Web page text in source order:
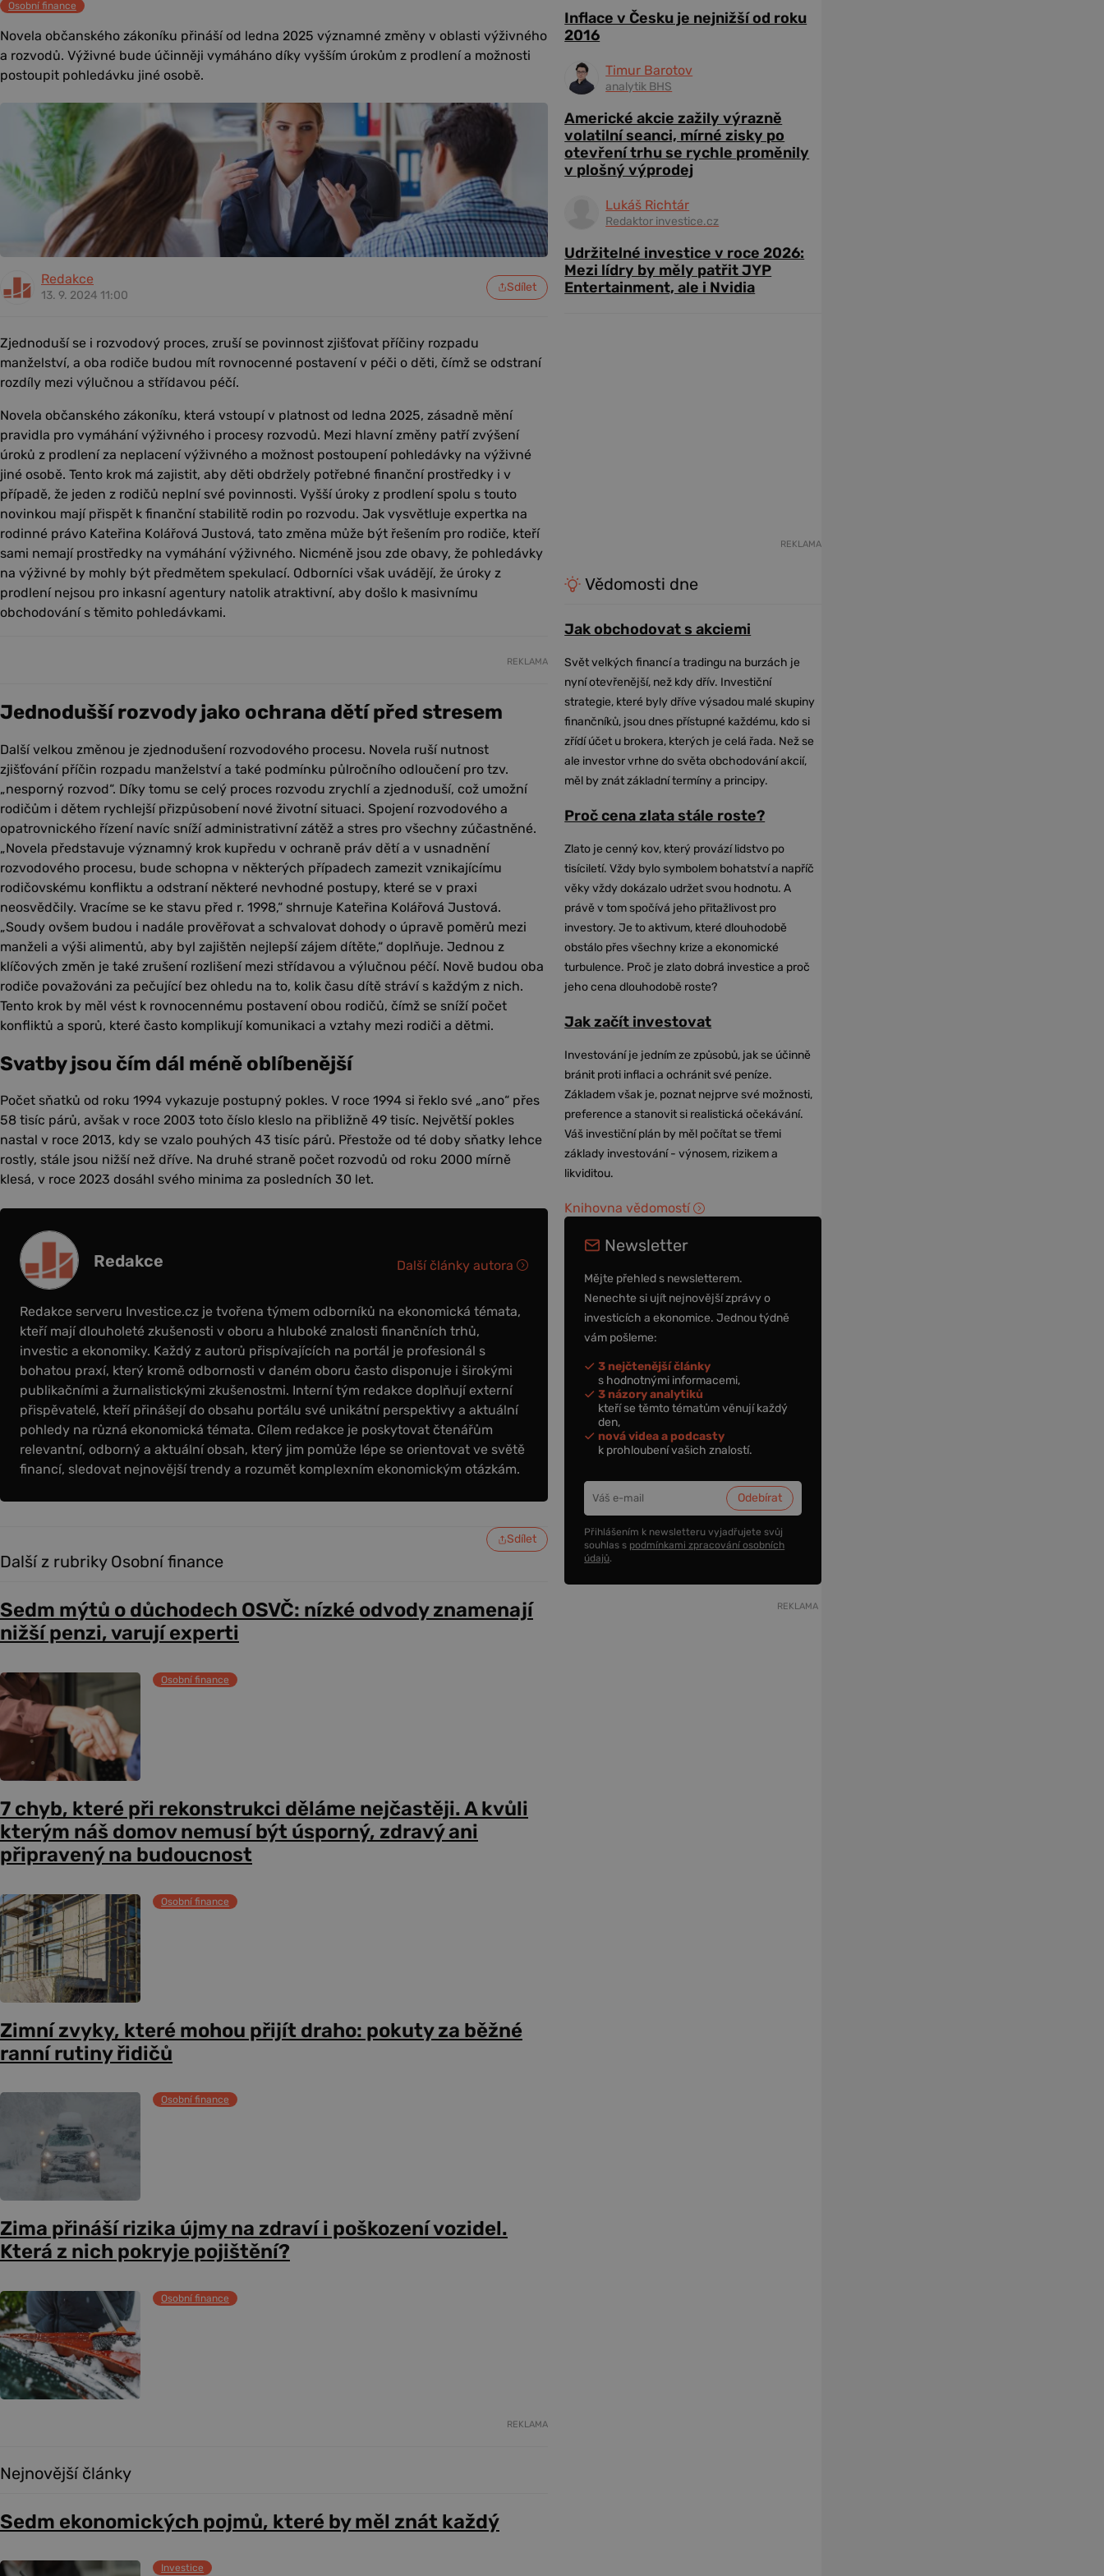
Osobní finance
Novela občanského zákoníku přináší od ledna 2025 významné změny v oblasti výživného
a rozvodů. Výživné bude účinněji vymáháno díky vyšším úrokům z prodlení a možnosti
postoupit pohledávku jiné osobě.
Redakce
13. 9. 2024 11:00
Sdílet
Zjednoduší se i rozvodový proces, zruší se povinnost zjišťovat příčiny rozpadu
manželství, a oba rodiče budou mít rovnocenné postavení v péči o děti, čímž se odstraní
rozdíly mezi výlučnou a střídavou péčí.
Novela občanského zákoníku, která vstoupí v platnost od ledna 2025, zásadně mění
pravidla pro vymáhání výživného i procesy rozvodů. Mezi hlavní změny patří zvýšení
úroků z prodlení za neplacení výživného a možnost postoupení pohledávky na výživné
jiné osobě. Tento krok má zajistit, aby děti obdržely potřebné finanční prostředky i v
případě, že jeden z rodičů neplní své povinnosti. Vyšší úroky z prodlení spolu s touto
novinkou mají přispět k finanční stabilitě rodin po rozvodu. Jak vysvětluje expertka na
rodinné právo Kateřina Kolářová Justová, tato změna může být řešením pro rodiče, kteří
sami nemají prostředky na vymáhání výživného. Nicméně jsou zde obavy, že pohledávky
na výživné by mohly být předmětem spekulací. Odborníci však uvádějí, že úroky z
prodlení nejsou pro inkasní agentury natolik atraktivní, aby došlo k masivnímu
obchodování s těmito pohledávkami.
REKLAMA
Jednodušší rozvody jako ochrana dětí před stresem
Další velkou změnou je zjednodušení rozvodového procesu. Novela ruší nutnost
zjišťování příčin rozpadu manželství a také podmínku půlročního odloučení pro tzv.
„nesporný rozvod“. Díky tomu se celý proces rozvodu zrychlí a zjednoduší, což umožní
rodičům i dětem rychlejší přizpůsobení nové životní situaci. Spojení rozvodového a
opatrovnického řízení navíc sníží administrativní zátěž a stres pro všechny zúčastněné.
„Novela představuje významný krok kupředu v ochraně práv dětí a v usnadnění
rozvodového procesu, bude schopna v některých případech zamezit vznikajícímu
rodičovskému konfliktu a odstraní některé nevhodné postupy, které se v praxi
neosvědčily. Vracíme se ke stavu před r. 1998,“ shrnuje Kateřina Kolářová Justová.
„Soudy ovšem budou i nadále prověřovat a schvalovat dohody o úpravě poměrů mezi
manželi a výši alimentů, aby byl zajištěn nejlepší zájem dítěte,“ doplňuje. Jednou z
klíčových změn je také zrušení rozlišení mezi střídavou a výlučnou péčí. Nově budou oba
rodiče považováni za pečující bez ohledu na to, kolik času dítě stráví s každým z nich.
Tento krok by měl vést k rovnocennému postavení obou rodičů, čímž se sníží počet
konfliktů a sporů, které často komplikují komunikaci a vztahy mezi rodiči a dětmi.
Svatby jsou čím dál méně oblíbenější
Počet sňatků od roku 1994 vykazuje postupný pokles. V roce 1994 si řeklo své „ano“ přes
58 tisíc párů, avšak v roce 2003 toto číslo kleslo na přibližně 49 tisíc. Největší pokles
nastal v roce 2013, kdy se vzalo pouhých 43 tisíc párů. Přestože od té doby sňatky lehce
rostly, stále jsou nižší než dříve. Na druhé straně počet rozvodů od roku 2000 mírně
klesá, v roce 2023 dosáhl svého minima za posledních 30 let.
Redakce
Redakce serveru Investice.cz je tvořena týmem odborníků na ekonomická témata,
kteří mají dlouholeté zkušenosti v oboru a hluboké znalosti finančních trhů,
investic a ekonomiky. Každý z autorů přispívajících na portál je profesionál s
bohatou praxí, který kromě odbornosti v daném oboru často disponuje i širokými
publikačními a žurnalistickými zkušenostmi. Interní tým redakce doplňují externí
přispěvatelé, kteří přinášejí do obsahu portálu své unikátní perspektivy a aktuální
pohledy na různá ekonomická témata. Cílem redakce je poskytovat čtenářům
relevantní, odborný a aktuální obsah, který jim pomůže lépe se orientovat ve světě
financí, sledovat nejnovější trendy a rozumět komplexním ekonomickým otázkám.
Další články autora
Sdílet
Další z rubriky Osobní finance
Sedm mýtů o důchodech OSVČ: nízké odvody znamenají
nižší penzi, varují experti
Osobní finance
7 chyb, které při rekonstrukci děláme nejčastěji. A kvůli
kterým náš domov nemusí být úsporný, zdravý ani
připravený na budoucnost
Osobní finance
Zimní zvyky, které mohou přijít draho: pokuty za běžné
ranní rutiny řidičů
Osobní finance
Zima přináší rizika újmy na zdraví i poškození vozidel.
Která z nich pokryje pojištění?
Osobní finance
REKLAMA
Nejnovější články
Sedm ekonomických pojmů, které by měl znát každý
Investice
Inflace v Česku je nejnižší od roku
2016
Timur Barotov
analytik BHS
Americké akcie zažily výrazně
volatilní seanci, mírné zisky po
otevření trhu se rychle proměnily
v plošný výprodej
Lukáš Richtár
Redaktor investice.cz
Udržitelné investice v roce 2026:
Mezi lídry by měly patřit JYP
Entertainment, ale i Nvidia
REKLAMA
Vědomosti dne
Jak obchodovat s akciemi
Svět velkých financí a tradingu na burzách je
nyní otevřenější, než kdy dřív. Investiční
strategie, které byly dříve výsadou malé skupiny
finančníků, jsou dnes přístupné každému, kdo si
zřídí účet u brokera, kterých je celá řada. Než se
ale investor vrhne do světa obchodování akcií,
měl by znát základní termíny a principy.
Proč cena zlata stále roste?
Zlato je cenný kov, který provází lidstvo po
tisíciletí. Vždy bylo symbolem bohatství a napříč
věky vždy dokázalo udržet svou hodnotu. A
právě v tom spočívá jeho přitažlivost pro
investory. Je to aktivum, které dlouhodobě
obstálo přes všechny krize a ekonomické
turbulence. Proč je zlato dobrá investice a proč
jeho cena dlouhodobě roste?
Jak začít investovat
Investování je jedním ze způsobů, jak se účinně
bránit proti inflaci a ochránit své peníze.
Základem však je, poznat nejprve své možnosti,
preference a stanovit si realistická očekávání.
Váš investiční plán by měl počítat se třemi
základy investování - výnosem, rizikem a
likviditou.
Knihovna vědomostí
Newsletter
Mějte přehled s newsletterem.
Nenechte si ujít nejnovější zprávy o
investicích a ekonomice. Jednou týdně
vám pošleme:
3 nejčtenější články
s hodnotnými informacemi,
3 názory analytiků
kteří se těmto tématům věnují každý
den,
nová videa a podcasty
k prohloubení vašich znalostí.
Přihlášením k newsletteru vyjadřujete svůj
souhlas s podmínkami zpracování osobních
údajů.
REKLAMA